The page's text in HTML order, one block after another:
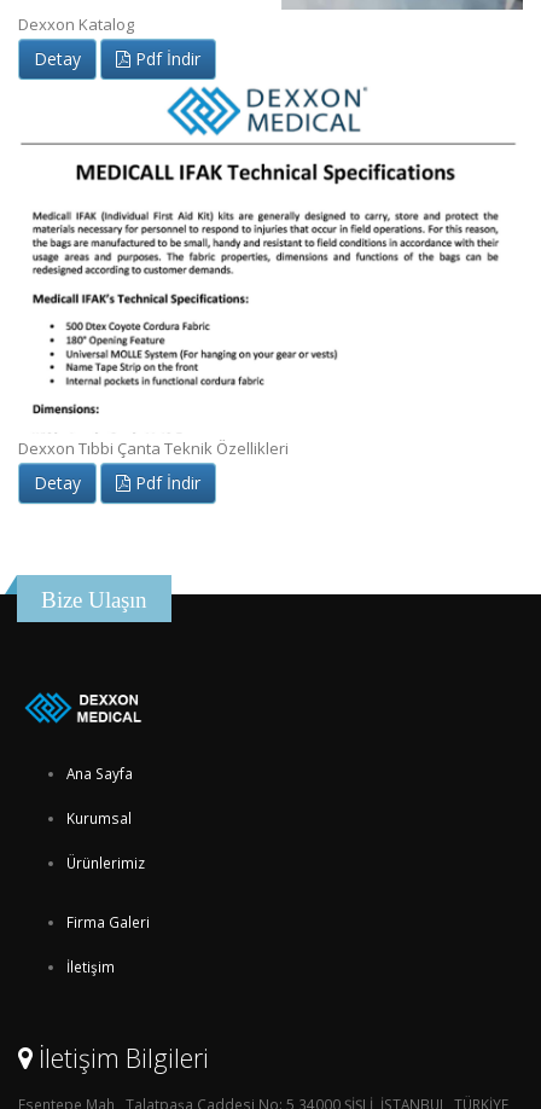
Dexxon Katalog
Detay Pdf İndir
Dexxon Tıbbi Çanta Teknik Özellikleri
Detay Pdf İndir
Bize Ulaşın
Ana Sayfa
Kurumsal
Ürünlerimiz
Firma Galeri
İletişim
İletişim Bilgileri
Esentepe Mah , Talatpaşa Caddesi No: 5 34000 ŞİŞLİ, İSTANBUL, TÜRKİYE